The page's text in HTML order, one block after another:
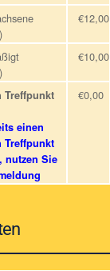
€12,00
€10,00
Treffpunkt
einen
Treffpunkt
nutzen Sie
€0,00